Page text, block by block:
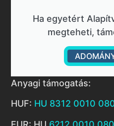
Ha egyetért
megteheti,
Anyagi támogatás:
HUF: HU 8312 0010